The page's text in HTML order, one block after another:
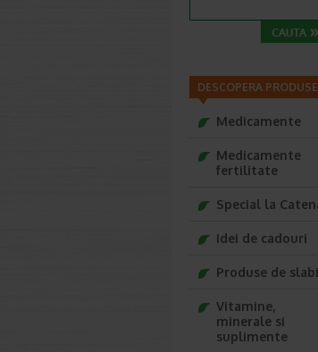
DESCOPERA PRODUSE
Medicamente
Medicamente
fertilitate
Special la
Idei de cadouri
Produse de
Vitamine,
minerale si
suplimente